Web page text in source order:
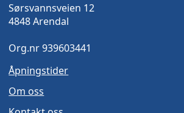
Sørsvannsveien 12
4848 Arendal
Org.nr 939603441
Åpningstider
Om oss